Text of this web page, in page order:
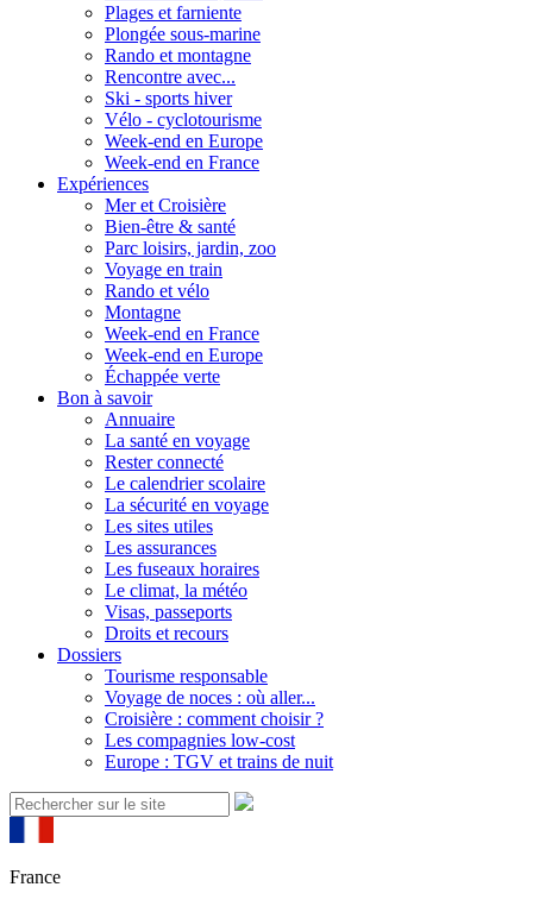
Plages et farniente
Plongée sous-marine
Rando et montagne
Rencontre avec...
Ski - sports hiver
Vélo - cyclotourisme
Week-end en Europe
Week-end en France
Expériences
Mer et Croisière
Bien-être & santé
Parc loisirs, jardin, zoo
Voyage en train
Rando et vélo
Montagne
Week-end en France
Week-end en Europe
Échappée verte
Bon à savoir
Annuaire
La santé en voyage
Rester connecté
Le calendrier scolaire
La sécurité en voyage
Les sites utiles
Les assurances
Les fuseaux horaires
Le climat, la météo
Visas, passeports
Droits et recours
Dossiers
Tourisme responsable
Voyage de noces : où aller...
Croisière : comment choisir ?
Les compagnies low-cost
Europe : TGV et trains de nuit
France